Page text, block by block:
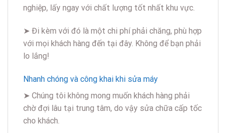
nghiệp, lấy ngay với chất lượng tốt nhất khu vực.
➤ Đi kèm với đó là một chi phí phải chăng, phù hợp
với mọi khách hàng đến tại đây. Không để bạn phải
lo lắng!
Nhanh chóng và công khai khi sửa máy
➤ Chúng tôi không mong muốn khách hàng phải
chờ đợi lâu tại trung tâm, do vậy sửa chữa cấp tốc
cho khách.